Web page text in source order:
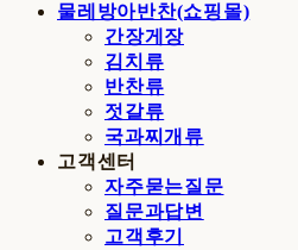
물레방아반찬(쇼핑몰)
간장게장
김치류
반찬류
젓갈류
국과찌개류
고객센터
자주묻는질문
질문과답변
고객후기